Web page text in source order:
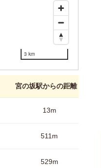
3 km
宮の坂駅からの距離
13m
511m
529m